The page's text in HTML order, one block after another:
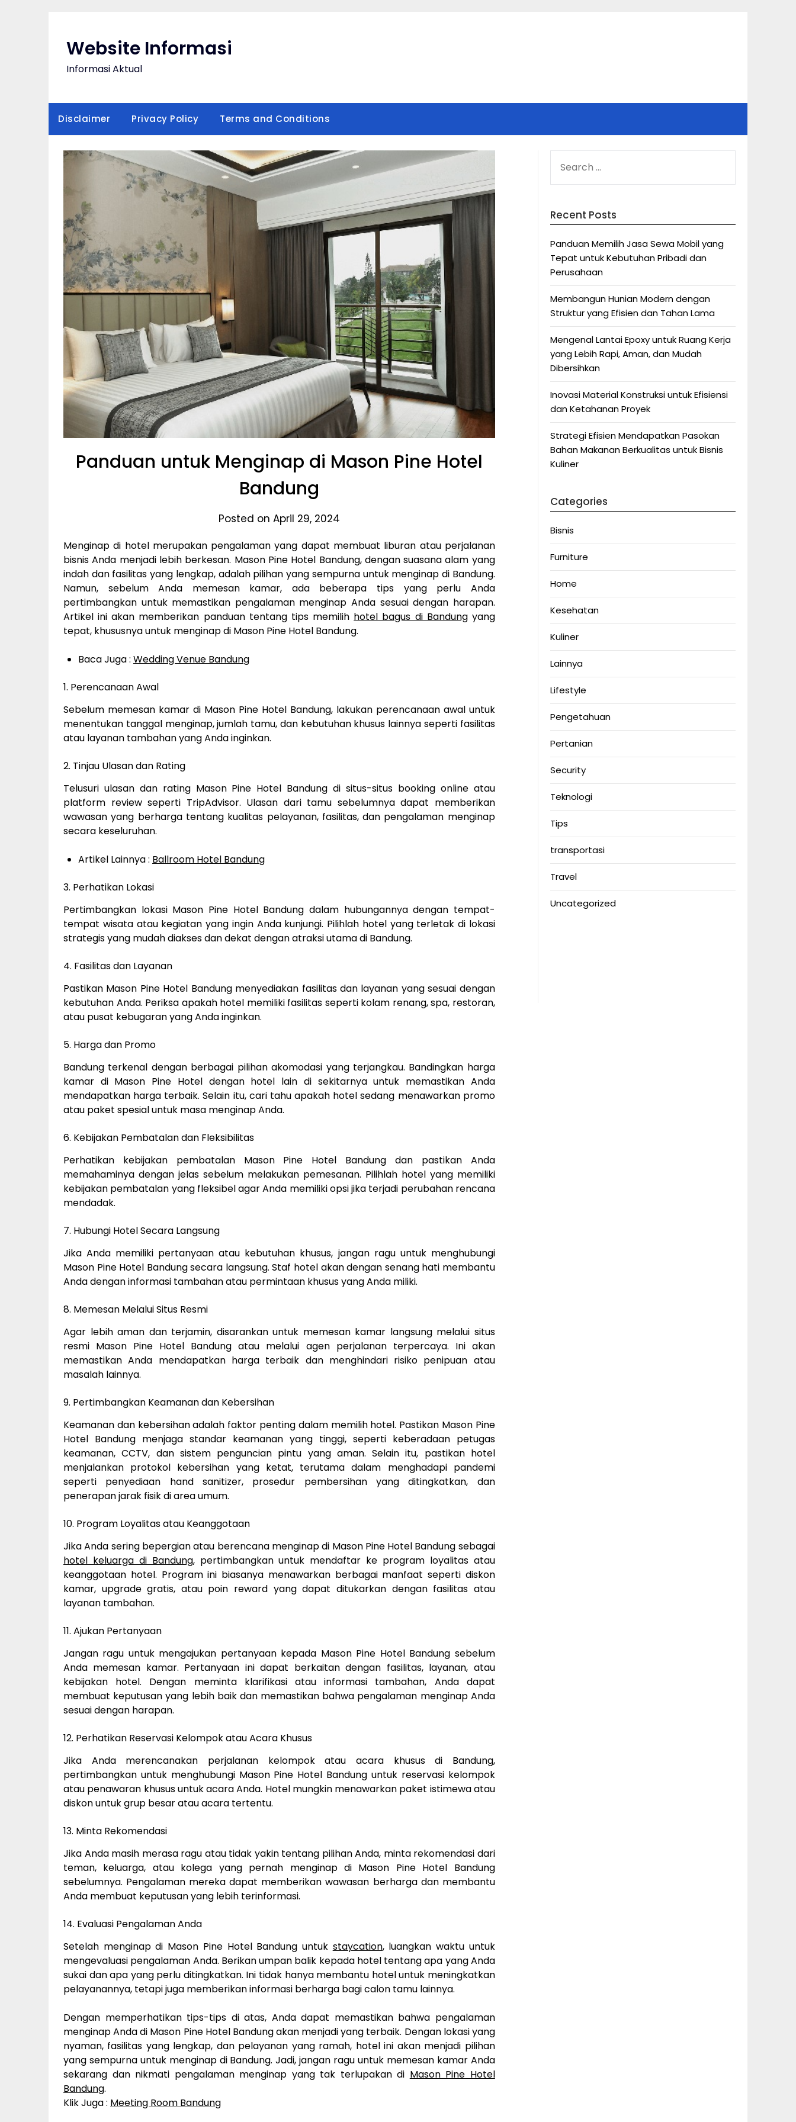
Website Informasi
Informasi Aktual
Disclaimer Privacy Policy Terms and Conditions
Panduan untuk Menginap di Mason Pine Hotel
Bandung
Posted on April 29, 2024
Menginap di hotel merupakan pengalaman yang dapat membuat liburan atau perjalanan
bisnis Anda menjadi lebih berkesan. Mason Pine Hotel Bandung, dengan suasana alam yang
indah dan fasilitas yang lengkap, adalah pilihan yang sempurna untuk menginap di Bandung.
Namun, sebelum Anda memesan kamar, ada beberapa tips yang perlu Anda
pertimbangkan untuk memastikan pengalaman menginap Anda sesuai dengan harapan.
Artikel ini akan memberikan panduan tentang tips memilih hotel bagus di Bandungyang
tepat, khususnya untuk menginap di Mason Pine Hotel Bandung.
Baca Juga : Wedding Venue Bandung
1. Perencanaan Awal
Sebelum memesan kamar di Mason Pine Hotel Bandung, lakukan perencanaan awal untuk
menentukan tanggal menginap, jumlah tamu, dan kebutuhan khusus lainnya seperti fasilitas
atau layanan tambahan yang Anda inginkan.
2. Tinjau Ulasan dan Rating
Telusuri ulasan dan rating Mason Pine Hotel Bandung di situs-situs booking online atau
platform review seperti TripAdvisor. Ulasan dari tamu sebelumnya dapat memberikan
wawasan yang berharga tentang kualitas pelayanan, fasilitas, dan pengalaman menginap
secara keseluruhan.
Artikel Lainnya : Ballroom Hotel Bandung
3. Perhatikan Lokasi
Pertimbangkan lokasi Mason Pine Hotel Bandung dalam hubungannya dengan tempat-
tempat wisata atau kegiatan yang ingin Anda kunjungi. Pilihlah hotel yang terletak di lokasi
strategis yang mudah diakses dan dekat dengan atraksi utama di Bandung.
4. Fasilitas dan Layanan
Pastikan Mason Pine Hotel Bandung menyediakan fasilitas dan layanan yang sesuai dengan
kebutuhan Anda. Periksa apakah hotel memiliki fasilitas seperti kolam renang, spa, restoran,
atau pusat kebugaran yang Anda inginkan.
5. Harga dan Promo
Bandung terkenal dengan berbagai pilihan akomodasi yang terjangkau. Bandingkan harga
kamar di Mason Pine Hotel dengan hotel lain di sekitarnya untuk memastikan Anda
mendapatkan harga terbaik. Selain itu, cari tahu apakah hotel sedang menawarkan promo
atau paket spesial untuk masa menginap Anda.
6. Kebijakan Pembatalan dan Fleksibilitas
Perhatikan kebijakan pembatalan Mason Pine Hotel Bandung dan pastikan Anda
memahaminya dengan jelas sebelum melakukan pemesanan. Pilihlah hotel yang memiliki
kebijakan pembatalan yang fleksibel agar Anda memiliki opsi jika terjadi perubahan rencana
mendadak.
7. Hubungi Hotel Secara Langsung
Jika Anda memiliki pertanyaan atau kebutuhan khusus, jangan ragu untuk menghubungi
Mason Pine Hotel Bandung secara langsung. Staf hotel akan dengan senang hati membantu
Anda dengan informasi tambahan atau permintaan khusus yang Anda miliki.
8. Memesan Melalui Situs Resmi
Agar lebih aman dan terjamin, disarankan untuk memesan kamar langsung melalui situs
resmi Mason Pine Hotel Bandung atau melalui agen perjalanan terpercaya. Ini akan
memastikan Anda mendapatkan harga terbaik dan menghindari risiko penipuan atau
masalah lainnya.
9. Pertimbangkan Keamanan dan Kebersihan
Keamanan dan kebersihan adalah faktor penting dalam memilih hotel. Pastikan Mason Pine
Hotel Bandung menjaga standar keamanan yang tinggi, seperti keberadaan petugas
keamanan, CCTV, dan sistem penguncian pintu yang aman. Selain itu, pastikan hotel
menjalankan protokol kebersihan yang ketat, terutama dalam menghadapi pandemi
seperti penyediaan hand sanitizer, prosedur pembersihan yang ditingkatkan, dan
penerapan jarak fisik di area umum.
10. Program Loyalitas atau Keanggotaan
Jika Anda sering bepergian atau berencana menginap di Mason Pine Hotel Bandung sebagai
hotel keluarga di Bandung, pertimbangkan untuk mendaftar ke program loyalitas atau
keanggotaan hotel. Program ini biasanya menawarkan berbagai manfaat seperti diskon
kamar, upgrade gratis, atau poin reward yang dapat ditukarkan dengan fasilitas atau
layanan tambahan.
11. Ajukan Pertanyaan
Jangan ragu untuk mengajukan pertanyaan kepada Mason Pine Hotel Bandung sebelum
Anda memesan kamar. Pertanyaan ini dapat berkaitan dengan fasilitas, layanan, atau
kebijakan hotel. Dengan meminta klarifikasi atau informasi tambahan, Anda dapat
membuat keputusan yang lebih baik dan memastikan bahwa pengalaman menginap Anda
sesuai dengan harapan.
12. Perhatikan Reservasi Kelompok atau Acara Khusus
Jika Anda merencanakan perjalanan kelompok atau acara khusus di Bandung,
pertimbangkan untuk menghubungi Mason Pine Hotel Bandung untuk reservasi kelompok
atau penawaran khusus untuk acara Anda. Hotel mungkin menawarkan paket istimewa atau
diskon untuk grup besar atau acara tertentu.
13. Minta Rekomendasi
Jika Anda masih merasa ragu atau tidak yakin tentang pilihan Anda, minta rekomendasi dari
teman, keluarga, atau kolega yang pernah menginap di Mason Pine Hotel Bandung
sebelumnya. Pengalaman mereka dapat memberikan wawasan berharga dan membantu
Anda membuat keputusan yang lebih terinformasi.
14. Evaluasi Pengalaman Anda
Setelah menginap di Mason Pine Hotel Bandung untuk staycation, luangkan waktu untuk
mengevaluasi pengalaman Anda. Berikan umpan balik kepada hotel tentang apa yang Anda
sukai dan apa yang perlu ditingkatkan. Ini tidak hanya membantu hotel untuk meningkatkan
pelayanannya, tetapi juga memberikan informasi berharga bagi calon tamu lainnya.
Dengan memperhatikan tips-tips di atas, Anda dapat memastikan bahwa pengalaman
menginap Anda di Mason Pine Hotel Bandung akan menjadi yang terbaik. Dengan lokasi yang
nyaman, fasilitas yang lengkap, dan pelayanan yang ramah, hotel ini akan menjadi pilihan
yang sempurna untuk menginap di Bandung. Jadi, jangan ragu untuk memesan kamar Anda
sekarang dan nikmati pengalaman menginap yang tak terlupakan di Mason Pine Hotel
Bandung.
Klik Juga : Meeting Room Bandung
FOR:
Recent Posts
Panduan Memilih Jasa Sewa Mobil yang
Tepat untuk Kebutuhan Pribadi dan
Perusahaan
Membangun Hunian Modern dengan
Struktur yang Efisien dan Tahan Lama
Mengenal Lantai Epoxy untuk Ruang Kerja
yang Lebih Rapi, Aman, dan Mudah
Dibersihkan
Inovasi Material Konstruksi untuk Efisiensi
dan Ketahanan Proyek
Strategi Efisien Mendapatkan Pasokan
Bahan Makanan Berkualitas untuk Bisnis
Kuliner
Categories
Bisnis
Furniture
Home
Kesehatan
Kuliner
Lainnya
Lifestyle
Pengetahuan
Pertanian
Security
Teknologi
Tips
transportasi
Travel
Uncategorized